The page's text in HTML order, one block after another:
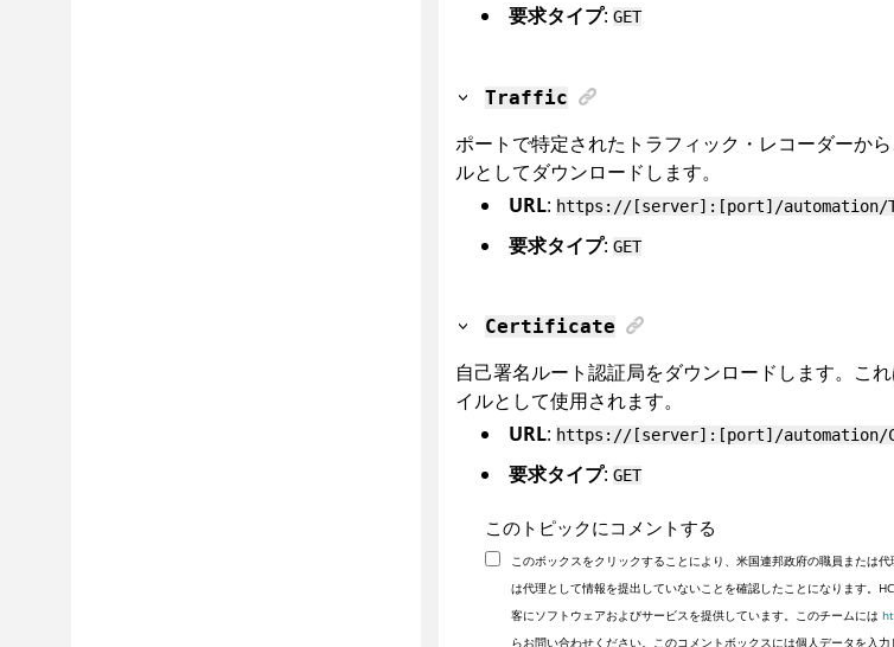
要求タイプ: GET
Traffic
ポートで特定されたトラフィック・レコーダーか
ルとしてダウンロードします。
URL: https://[server]:[port]/automation/
要求タイプ: GET
Certificate
自己署名ルート認証局をダウンロードします。こ
イルとして使用されます。
URL: https://[server]:[port]/
要求タイプ: GET
このトピックにコメントする
このボックスをクリックすることにより、米国連邦政府の職員または
は代理として情報を提出していないことを確認したことになります。
客にソフトウェアおよびサービスを提供しています。このチームには
らお問い合わせください。このコメントボックスには個人データを入力